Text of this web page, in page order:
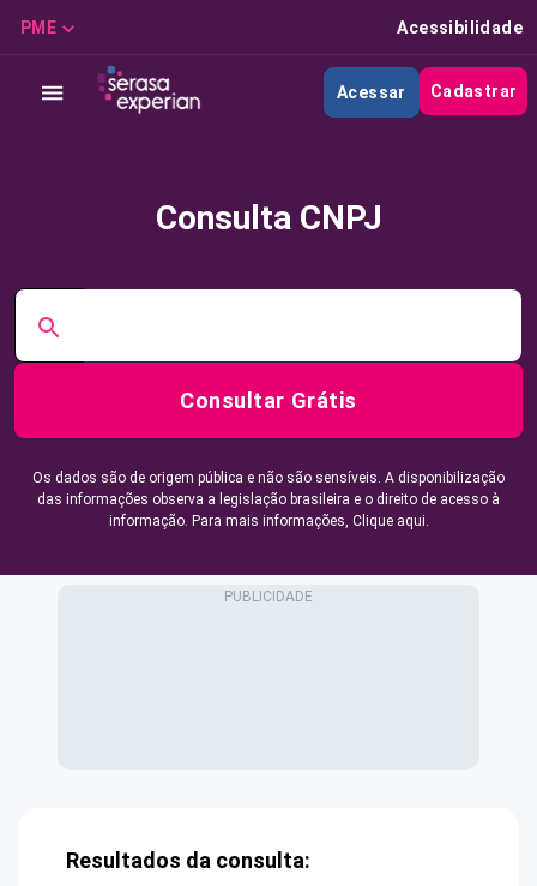
PME Acessibilidade
Acessar Cadastrar
Consulta CNPJ
Consultar Grátis
Os dados são de origem pública e não são sensíveis. A disponibilização
das informações observa a legislação brasileira e o direito de acesso à
informação. Para mais informações, Clique aqui.
Resultados da consulta: